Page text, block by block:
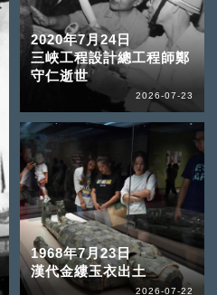
2020年7月24日
三峽工程設計總工程師鄭
守仁逝世
2026-07-23
1968年7月23日
漢代金縷玉衣出土
2026-07-22